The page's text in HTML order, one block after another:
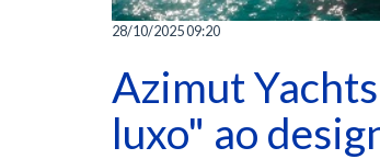
28/10/2025 09:20
Azimut
luxo" ao